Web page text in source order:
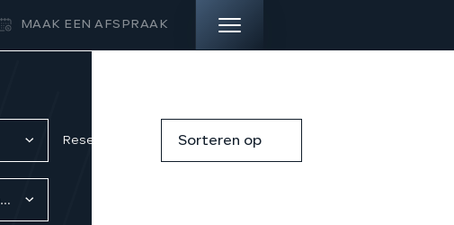
MAAK EEN AFSPRAAK
AANBOD
Kilometerstand tot
Reset filters Sorteren op